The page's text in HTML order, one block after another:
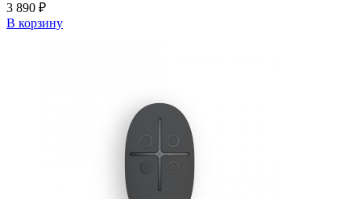
3 890 ₽
В корзину